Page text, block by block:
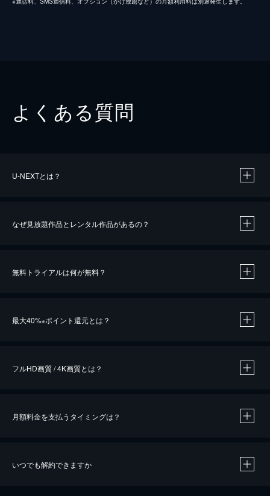
よくある質問
U-NEXTとは？
なぜ見放題作品とレンタル作品があるの？
無料トライアルは何が無料？
最大40%※ポイント還元とは？
※40％ポイント還元の対象は、クレジットカード決済による作品の購入 / レンタルです。
フルHD画質 / 4K画質とは？
月額料金を支払うタイミングは？
いつでも解約できますか